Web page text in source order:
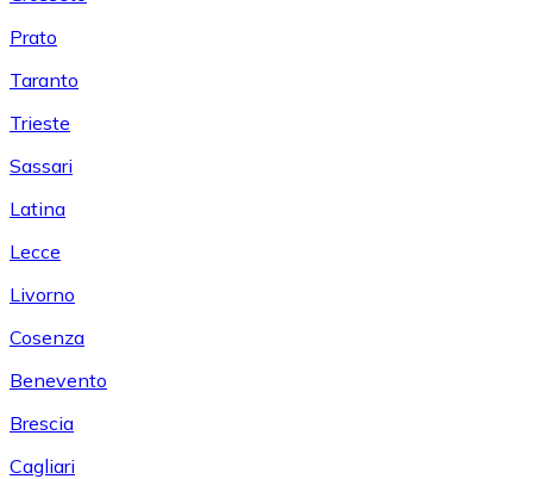
Prato
Taranto
Trieste
Sassari
Latina
Lecce
Livorno
Cosenza
Benevento
Brescia
Cagliari